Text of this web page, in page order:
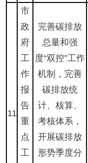
11
市
政
府
工
作
报
告
重
点
工
完善碳排放
总量和强
度“双控”工作
机制，完善
碳排放统
计、核算、
考核体系，
开展碳排放
形势季度分